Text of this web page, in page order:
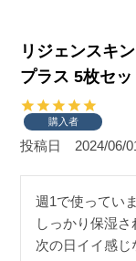
リジェンスキ
プラス 5枚セッ
購入者
投稿日 2024/06/
週1で使ってい
しっかり保湿さ
次の日イイ感じ